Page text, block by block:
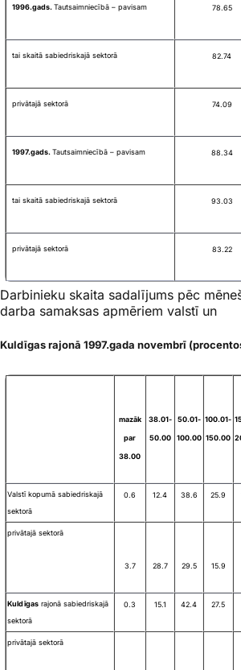
1996.gads. Tautsaimniecībā – pavisam 78.65
tai skaitā sabiedriskajā sektorā 82.74
privātajā sektorā 74.09
1997.gads. Tautsaimniecībā – pavisam 88.34
tai skaitā sabiedriskajā sektorā 93.03
privātajā sektorā 83.22
Darbinieku skaita sadalījums pēc
darba samaksas apmēriem valstī un
Kuldīgas rajonā 1997.gada novembrī
mazāk
par
38.00
38.01-
50.00
50.01-
100.00
100.01-
150.00
Valstī kopumā sabiedriskajā
sektorā
0.6 12.4 38.6 25.9
privātajā sektorā
3.7 28.7 29.5 15.9
Kuldīgas rajonā sabiedriskajā
sektorā
0.3 15.1 42.4 27.5
privātajā sektorā